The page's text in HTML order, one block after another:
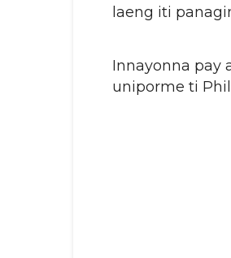
laeng iti
Innayonna pay
uniporme ti